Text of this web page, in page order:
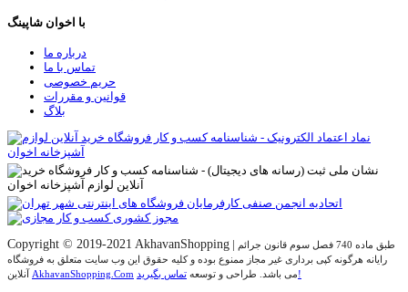
با اخوان شاپینگ
درباره ما
تماس با ما
حریم خصوصی
قوانین و مقررات
بلاگ
Copyright © 2019-2021 AkhavanShopping | طبق ماده 740 فصل سوم قانون جرائم
رایانه هرگونه کپی برداری غیر مجاز ممنوع بوده و کلیه حقوق اين وب سايت متعلق به فروشگاه
AkhavanShopping.Com می باشد. طراحی و توسعهتماس بگیرید!